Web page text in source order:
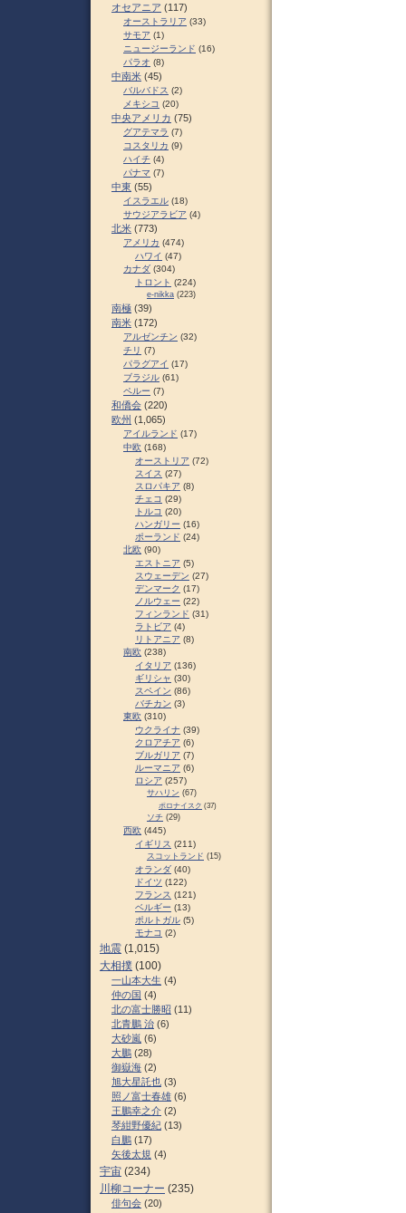
オセアニア (117)
オーストラリア (33)
サモア (1)
ニュージーランド (16)
パラオ (8)
中南米 (45)
バルバドス (2)
メキシコ (20)
中央アメリカ (75)
グアテマラ (7)
コスタリカ (9)
ハイチ (4)
パナマ (7)
中東 (55)
イスラエル (18)
サウジアラビア (4)
北米 (773)
アメリカ (474)
ハワイ (47)
カナダ (304)
トロント (224)
e-nikka (223)
南極 (39)
南米 (172)
アルゼンチン (32)
チリ (7)
パラグアイ (17)
ブラジル (61)
ペルー (7)
和僑会 (220)
欧州 (1,065)
アイルランド (17)
中欧 (168)
オーストリア (72)
スイス (27)
スロパキア (8)
チェコ (29)
トルコ (20)
ハンガリー (16)
ポーランド (24)
北欧 (90)
エストニア (5)
スウェーデン (27)
デンマーク (17)
ノルウェー (22)
フィンランド (31)
ラトビア (4)
リトアニア (8)
南欧 (238)
イタリア (136)
ギリシャ (30)
スペイン (86)
バチカン (3)
東欧 (310)
ウクライナ (39)
クロアチア (6)
ブルガリア (7)
ルーマニア (6)
ロシア (257)
サハリン (67)
ポロナイスク (37)
ソチ (29)
西欧 (445)
イギリス (211)
スコットランド (15)
オランダ (40)
ドイツ (122)
フランス (121)
ベルギー (13)
ポルトガル (5)
モナコ (2)
地震 (1,015)
大相撲 (100)
一山本大生 (4)
仲の国 (4)
北の富士勝昭 (11)
北青鵬 治 (6)
大砂嵐 (6)
大鵬 (28)
御嶽海 (2)
旭大星託也 (3)
照ノ富士春雄 (6)
王鵬幸之介 (2)
琴紺野優紀 (13)
白鵬 (17)
矢後太規 (4)
宇宙 (234)
川柳コーナー (235)
俳句会 (20)